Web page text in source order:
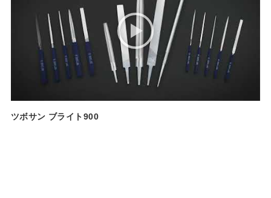
ツボサン ブライト900